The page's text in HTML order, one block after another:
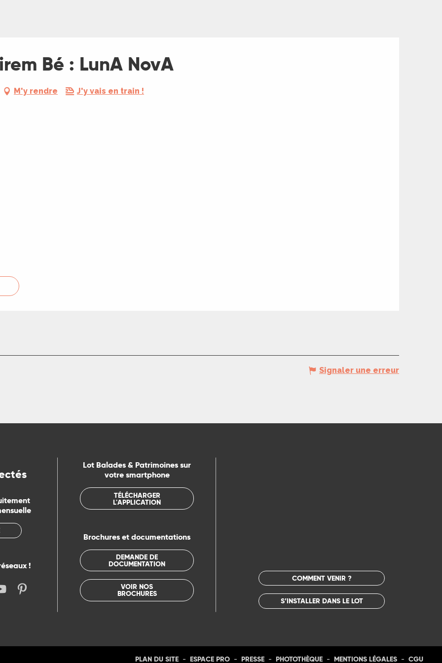
Bé : LunA NovA
M'y rendre J'y vais en train !
Signaler une erreur
!
Lot Balades & Patrimoines sur
votre smartphone
TÉLÉCHARGER
L'APPLICATION
Brochures et documentations
DEMANDE DE
DOCUMENTATION
VOIR NOS
BROCHURES
COMMENT VENIR ?
S’INSTALLER DANS LE LOT
PLAN DU SITE - ESPACE PRO - PRESSE - PHOTOTHÈQUE - MENTIONS LÉGALES - CGU